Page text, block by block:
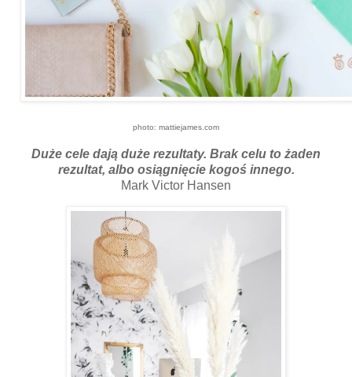
photo: mattiejames.com
Duże cele dają duże rezultaty. Brak celu to żaden
rezultat, albo osiągnięcie kogoś innego.
Mark Victor Hansen